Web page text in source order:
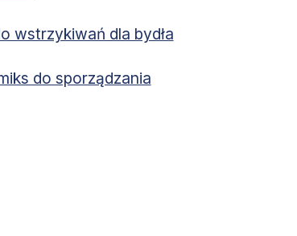
wstrzykiwań dla bydła
do sporządzania